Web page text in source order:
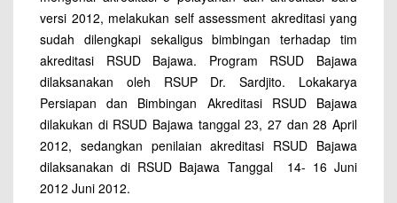
versi 2012, melakukan self assessment akreditasi yang
sudah dilengkapi sekaligus bimbingan terhadap tim
akreditasi RSUD Bajawa. Program RSUD Bajawa
dilaksanakan oleh RSUP Dr. Sardjito. Lokakarya
Persiapan dan Bimbingan Akreditasi RSUD Bajawa
dilakukan di RSUD Bajawa tanggal 23, 27 dan 28 April
2012, sedangkan penilaian akreditasi RSUD Bajawa
dilaksanakan di RSUD Bajawa Tanggal 14- 16 Juni
2012 Juni 2012.